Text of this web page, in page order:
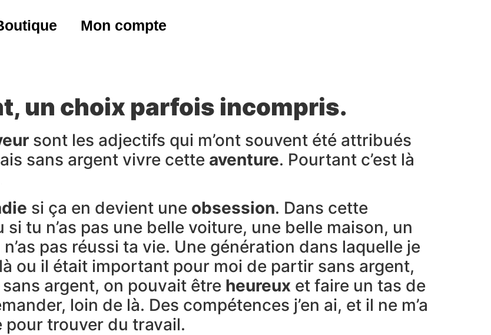
Mon compte
un choix parfois incompris.
sont les adjectifs qui m’ont souvent été attribués
sans argent vivre cette aventure. Pourtant c’est là
si ça en devient une obsession. Dans cette
tu n’as pas une belle voiture, une belle maison, un
pas réussi ta vie. Une génération dans laquelle je
là ou il était important pour moi de partir sans argent,
argent, on pouvait être heureux et faire un tas de
loin de là. Des compétences j’en ai, et il ne m’a
pour trouver du travail.